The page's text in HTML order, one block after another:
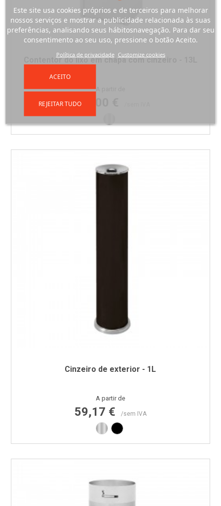
Contentor do lixo em chapa com cinzeiro - 13L
A partir de
294,00 €
Cinzeiro de exterior - 1L
Preço
A partir de
59,17 € /sem IVA
Inox Preto RAL9011
Este site usa cookies próprios e de terceiros para melhorar
nossos serviços e mostrar a publicidade relacionada às suas
preferências, analisando seus hábitosnavegação. Para dar seu
consentimento ao seu uso, pressione o botão Aceito.
Política de privacidade Customize cookies
REJEITAR TUDO
ACEITO